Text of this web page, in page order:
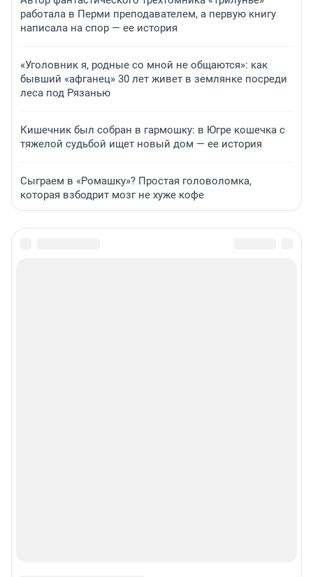
работала в Перми преподавателем, а первую книгу
написала на спор — ее история
«Уголовник я, родные со мной не общаются»: как
бывший «афганец» 30 лет живет в землянке посреди
леса под Рязанью
Кишечник был собран в гармошку: в Югре кошечка с
тяжелой судьбой ищет новый дом — ее история
Сыграем в «Ромашку»? Простая головоломка,
которая взбодрит мозг не хуже кофе